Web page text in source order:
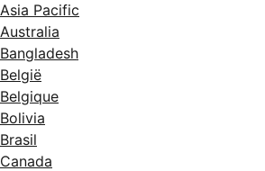
Asia Pacific
Australia
Bangladesh
België
Belgique
Bolivia
Brasil
Canada